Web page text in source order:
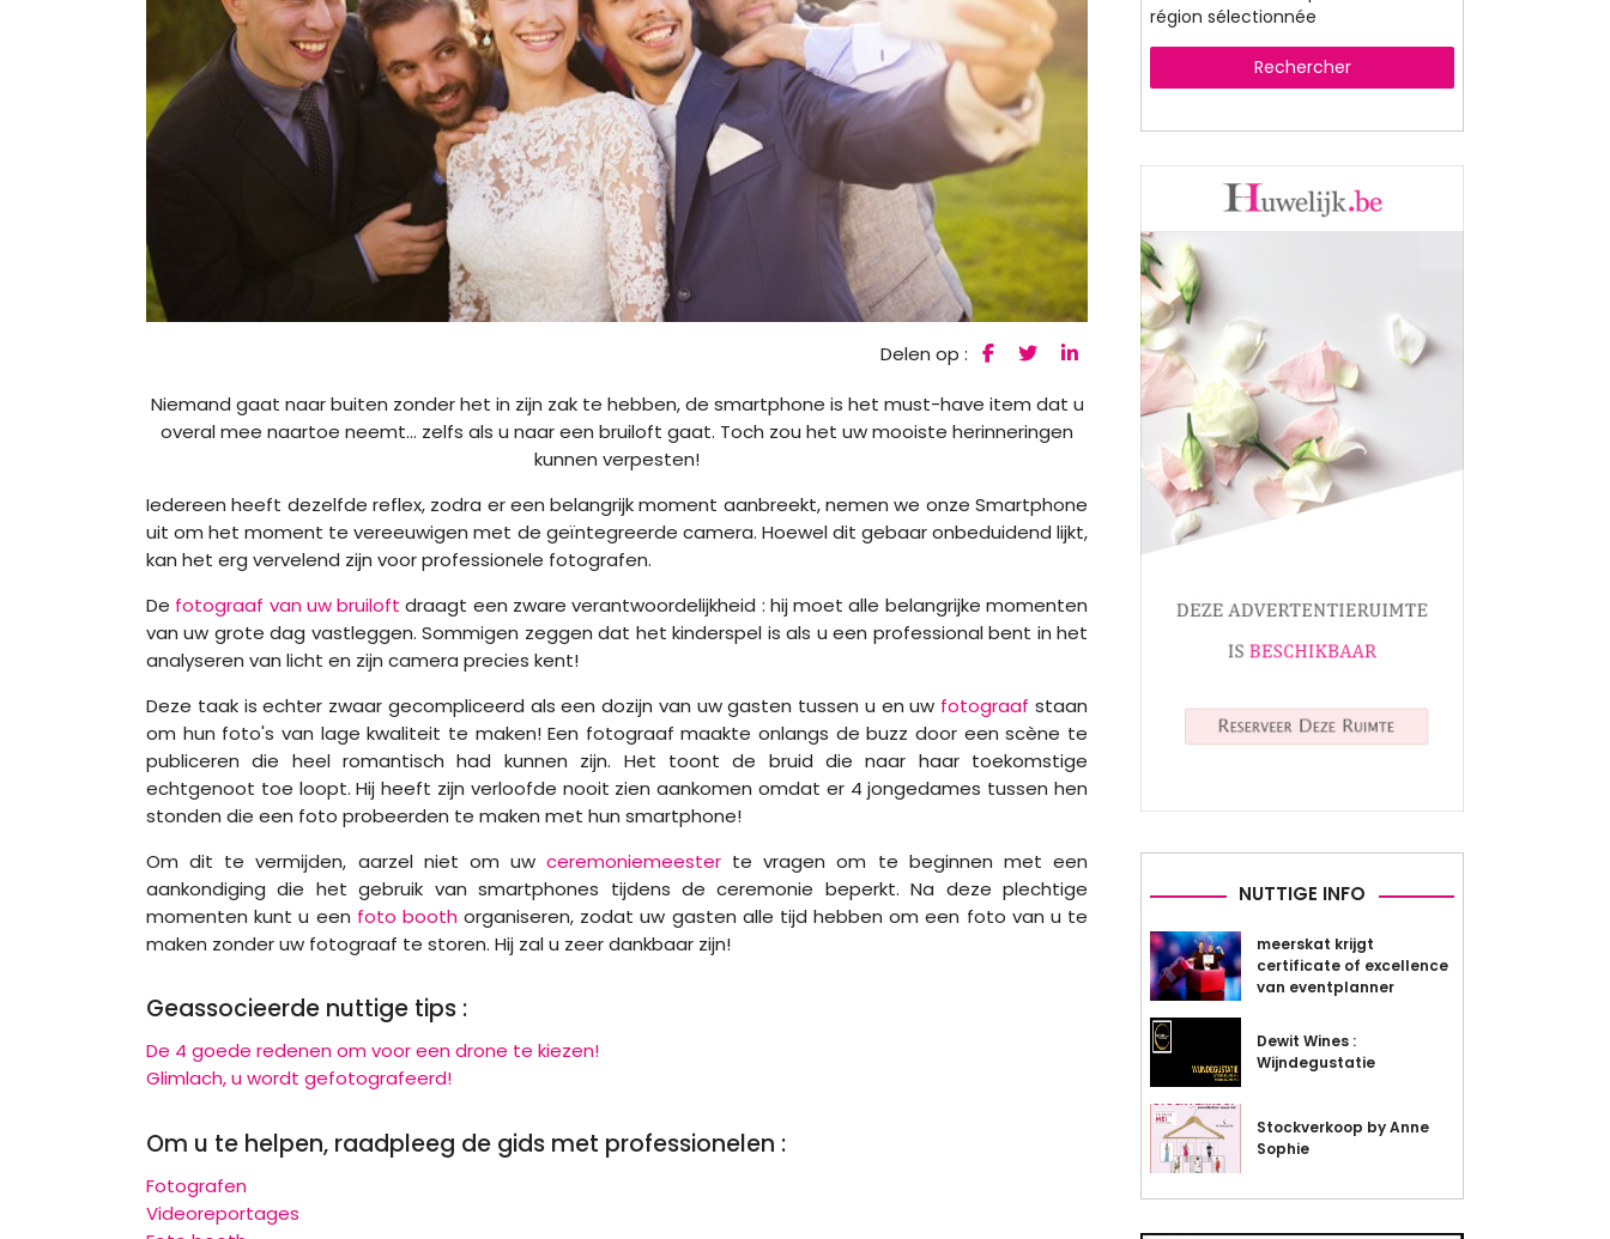
Delen op :
Niemand gaat naar buiten zonder het in zijn zak te hebben, de smartphone is het must-have item dat u
overal mee naartoe neemt... zelfs als u naar een bruiloft gaat. Toch zou het uw mooiste herinneringen
kunnen verpesten!
Iedereen heeft dezelfde reflex, zodra er een belangrijk moment aanbreekt, nemen we onze Smartphone
uit om het moment te vereeuwigen met de geïntegreerde camera. Hoewel dit gebaar onbeduidend lijkt,
kan het erg vervelend zijn voor professionele fotografen.
De fotograaf van uw bruiloft draagt een zware verantwoordelijkheid : hij moet alle belangrijke momenten
van uw grote dag vastleggen. Sommigen zeggen dat het kinderspel is als u een professional bent in het
analyseren van licht en zijn camera precies kent!
Deze taak is echter zwaar gecompliceerd als een dozijn van uw gasten tussen u en uw fotograaf staan
om hun foto's van lage kwaliteit te maken! Een fotograaf maakte onlangs de buzz door een scène te
publiceren die heel romantisch had kunnen zijn. Het toont de bruid die naar haar toekomstige
echtgenoot toe loopt. Hij heeft zijn verloofde nooit zien aankomen omdat er 4 jongedames tussen hen
stonden die een foto probeerden te maken met hun smartphone!
Om dit te vermijden, aarzel niet om uwceremoniemeester te vragen om te beginnen met een
aankondiging die het gebruik van smartphones tijdens de ceremonie beperkt. Na deze plechtige
momenten kunt u een foto boothorganiseren, zodat uw gasten alle tijd hebben om een foto van u te
maken zonder uw fotograaf te storen. Hij zal u zeer dankbaar zijn!
Geassocieerde nuttige tips :
De 4 goede redenen om voor een drone te kiezen!
Glimlach, u wordt gefotografeerd!
Om u te helpen, raadpleeg de gids met professionelen :
Fotografen
Videoreportages
région sélectionnée
Rechercher
NUTTIGE INFO
meerskat krijgt
certificate of excellence
van eventplanner
Dewit Wines :
Wijndegustatie
Stockverkoop by Anne
Sophie